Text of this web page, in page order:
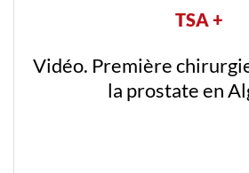
TSA +
Vidéo. Première
la prostate en